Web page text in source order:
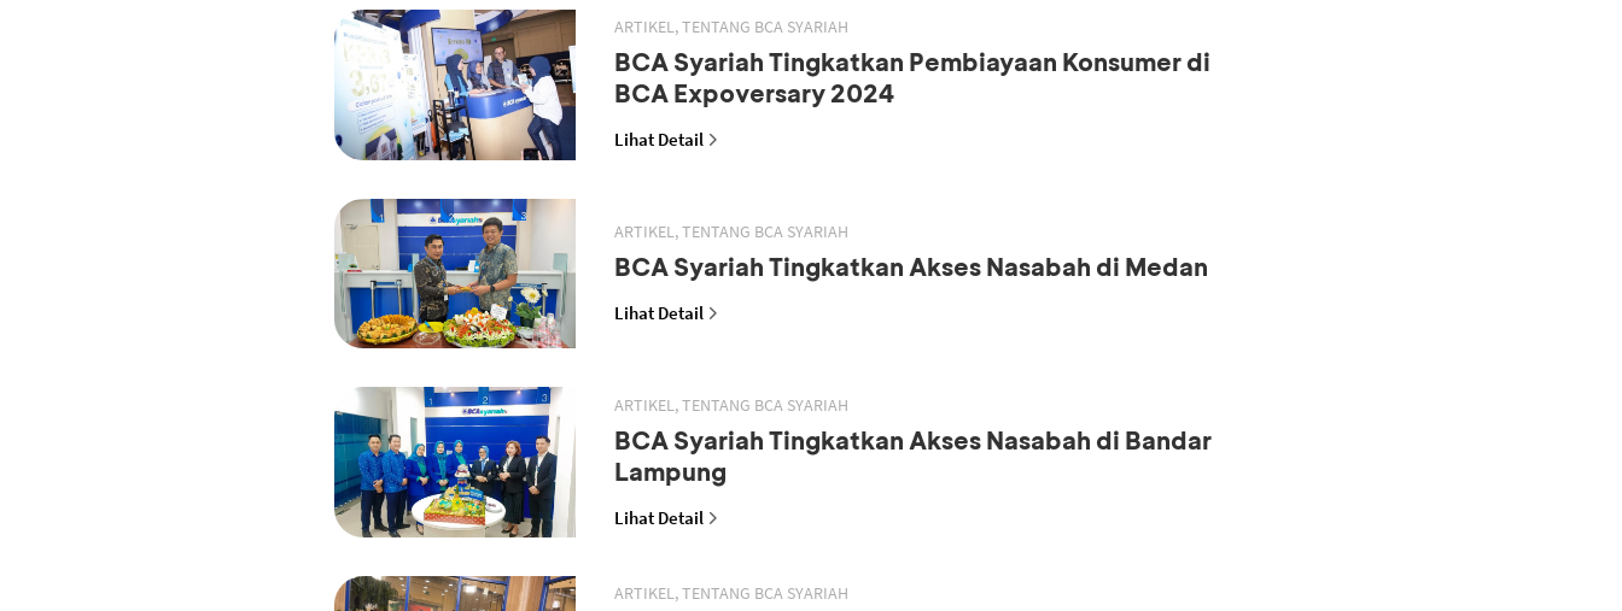
ARTIKEL, TENTANG BCA SYARIAH
BCA Syariah Tingkatkan Pembiayaan Konsumer di
BCA Expoversary 2024
Lihat Detail
ARTIKEL, TENTANG BCA SYARIAH
BCA Syariah Tingkatkan Akses Nasabah di Medan
Lihat Detail
ARTIKEL, TENTANG BCA SYARIAH
BCA Syariah Tingkatkan Akses Nasabah di Bandar
Lampung
Lihat Detail
ARTIKEL, TENTANG BCA SYARIAH